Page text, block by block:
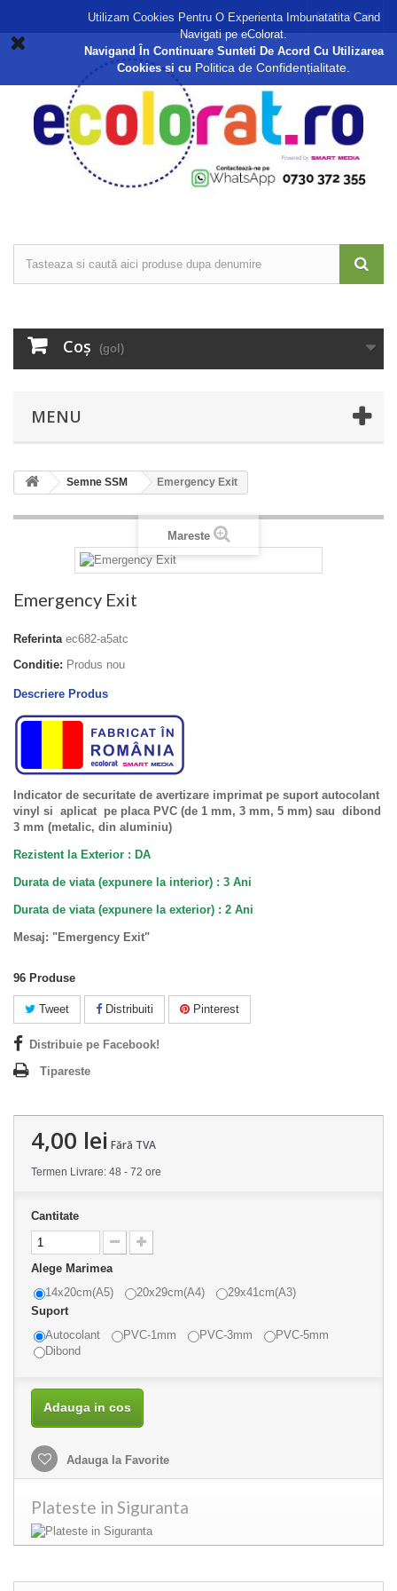
Autentificare
Coş (gol)
MENU
Semne SSM Emergency Exit
Mareste
Emergency Exit
Referinta ec682-a5atc
Conditie: Produs nou
Descriere Produs
Indicator de securitate de avertizare imprimat pe suport autocolant
vinyl si aplicat pe placa PVC (de 1 mm, 3 mm, 5 mm) sau dibond
3 mm (metalic, din aluminiu)
Rezistent la Exterior : DA
Durata de viata (expunere la interior) : 3 Ani
Durata de viata (expunere la exterior) : 2 Ani
Mesaj: "Emergency Exit"
96 Produse
Tweet Distribuiti Pinterest
Distribuie pe Facebook!
Tipareste
4,00 lei Fără TVA
Termen Livrare: 48 - 72 ore
Cantitate
Alege Marimea
14x20cm(A5)
20x29cm(A4)
29x41cm(A3)
Suport
Autocolant
PVC-1mm PVC-3mm
PVC-5mm
Dibond
Adauga in cos
Adauga la Favorite
Plateste in Siguranta
Utilizam Cookies Pentru O Experienta Imbunatatita Cand
Navigati pe eColorat.
Navigand În Continuare Sunteti De Acord Cu Utilizarea
Cookies si cu Politica de Confidențialitate.